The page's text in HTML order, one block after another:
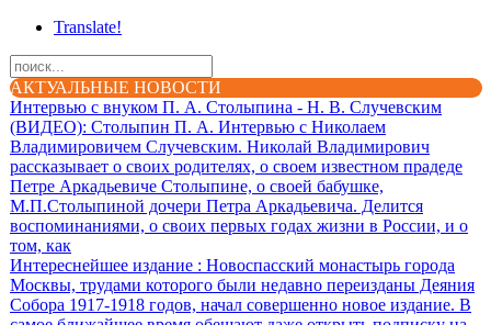
Translate!
АКТУАЛЬНЫЕ НОВОСТИ
Интервью с внуком П. А. Столыпина - Н. В. Случевским
(ВИДЕО): Столыпин П. А. Интервью с Николаем
Владимировичем Случевским. Николай Владимирович
рассказывает о своих родителях, о своем известном прадеде
Петре Аркадьевиче Столыпине, о своей бабушке,
М.П.Столыпиной дочери Петра Аркадьевича. Делится
воспоминаниями, о своих первых годах жизни в России, и о
том, как
Интереснейшее издание : Новоспасский монастырь города
Москвы, трудами которого были недавно переизданы Деяния
Собора 1917-1918 годов, начал совершенно новое издание. В